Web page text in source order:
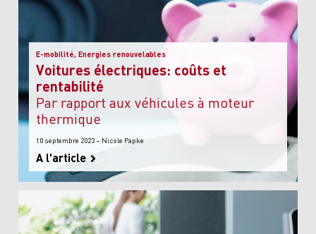
E-mobilité, Energies renouvelables
Voitures électriques: coûts et
rentabilité
par rapport aux véhicules à moteur
thermique
10 septembre 2023 – Nicole Papke
A l'article